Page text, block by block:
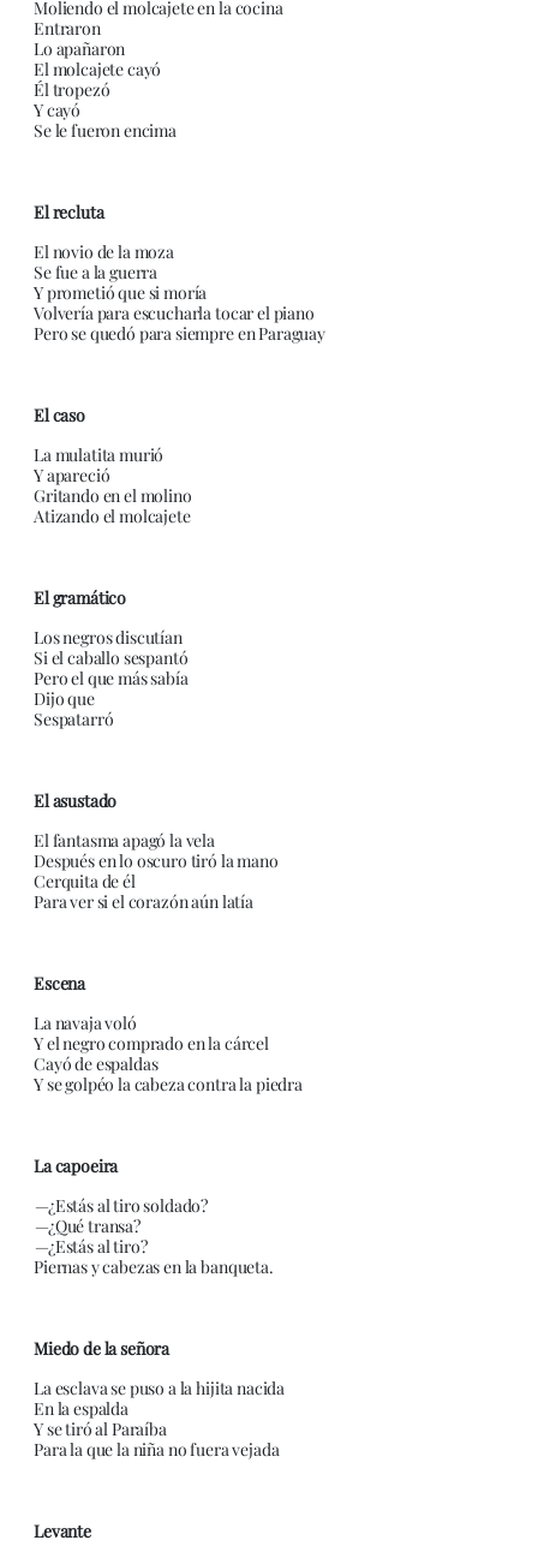
Moliendo el molcajete en la cocina
Entraron
Lo apañaron
El molcajete cayó
Él tropezó
Y cayó
Se le fueron encima
El recluta
El novio de la moza
Se fue a la guerra
Y prometió que si moría
Volvería para escucharla tocar el piano
Pero se quedó para siempre en Paraguay
El caso
La mulatita murió
Y apareció
Gritando en el molino
Atizando el molcajete
El gramático
Los negros discutían
Si el caballo sespantó
Pero el que más sabía
Dijo que
Sespatarró
El asustado
El fantasma apagó la vela
Después en lo oscuro tiró la mano
Cerquita de él
Para ver si el corazón aún latía
Escena
La navaja voló
Y el negro comprado en la cárcel
Cayó de espaldas
Y se golpéo la cabeza contra la piedra
La capoeira
—¿Estás al tiro soldado?
—¿Qué transa?
—¿Estás al tiro?
Piernas y cabezas en la banqueta.
Miedo de la señora
La esclava se puso a la hijita nacida
En la espalda
Y se tiró al Paraíba
Para la que la niña no fuera vejada
Levante